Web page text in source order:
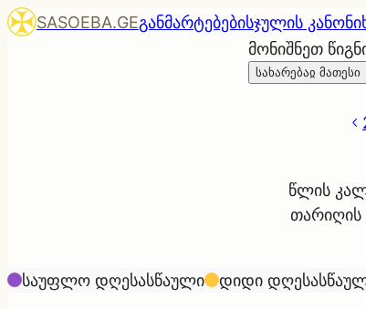
SASOEBA.GEგანმარტებებისჯულის კანონი
მონიშნეთ
სახარებაჲ მათესი
წლის
თარიღის
საუფლო დღესასწაული დიდი